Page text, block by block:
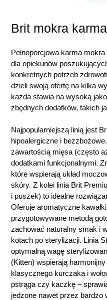
Brit mokra
Pełnoporcjowa karma
dla opiekunów
konkretnych potrzeb
dzieli swoją ofertę na kilka
każda stawia na wysoką
zbędnych dodatków, takich
Najpopularniejszą linią jest
hipoalergiczne i
zawartością mięsa (często
dodatkami funkcjonalnymi.
które wspierają układ
skóry. Z kolei linia Brit
i puszek) to idealne
Oferuje aromatyczne
przygotowywane metodą
zachować naturalny smak i
kotach po sterylizacji. Linia
optymalną wagę
(Kitten) wspierają
klasycznego kurczaka i
pstrąga czy kaczkę –
jedzone nawet przez bardzo